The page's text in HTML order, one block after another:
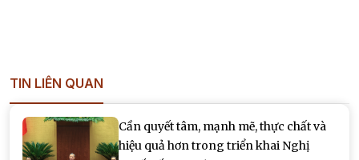
TIN LIÊN QUAN
Cần quyết tâm, mạnh mẽ, thực chất và
hiệu quả hơn trong triển khai Nghị